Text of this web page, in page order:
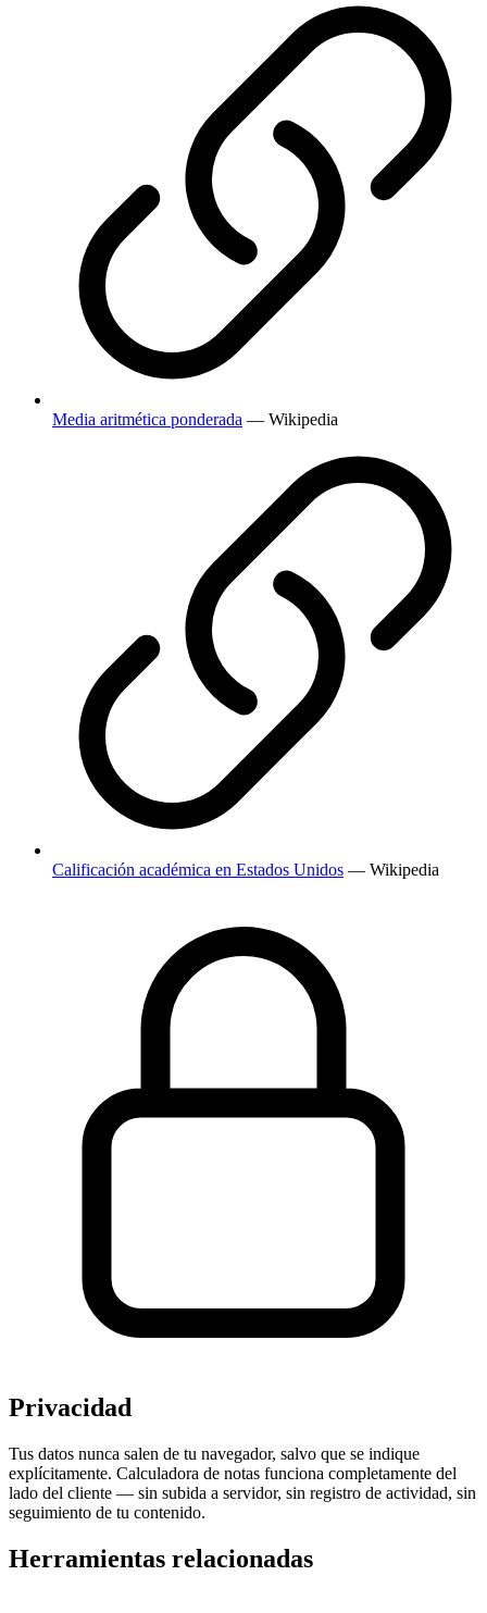
Media aritmética ponderada — Wikipedia
Calificación académica en Estados Unidos — Wikipedia
Privacidad
Tus datos nunca salen de tu navegador, salvo que se indique
explícitamente. Calculadora de notas funciona completamente del
lado del cliente — sin subida a servidor, sin registro de actividad, sin
seguimiento de tu contenido.
Herramientas relacionadas